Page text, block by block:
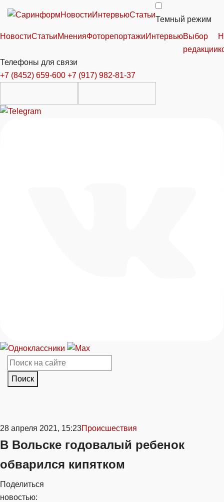
НовостиИнтервьюСтатьи
Темный режим
НовостиСтатьиМненияФоторепортажиИнтервьюВыбор
редакции
Телефоны для связи
+7 (8452) 659-600 +7 (917) 982-81-37
Поиск
28 апреля 2021, 15:23Происшествия
В Вольске годовалый ребенок
обварился кипятком
Поделиться
новостью: